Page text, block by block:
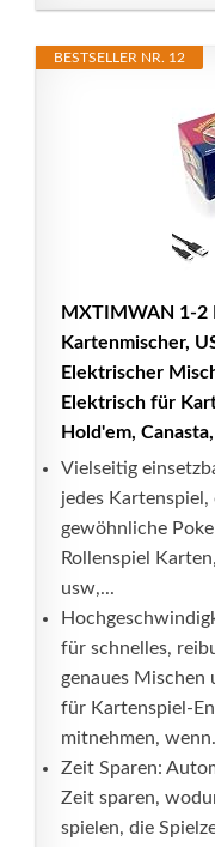
BESTSELLER NR. 12
MXTIMWAN 1-2
Kartenmischer,
Elektrischer
Elektrisch für
Hold'em,
Vielseitig
jedes
gewöhnliche
Rollenspiel
usw,...
für schnelles,
genaues Mischen
für Kartenspiel-
mitnehmen,
Zeit Sparen:
Zeit sparen,
spielen, die